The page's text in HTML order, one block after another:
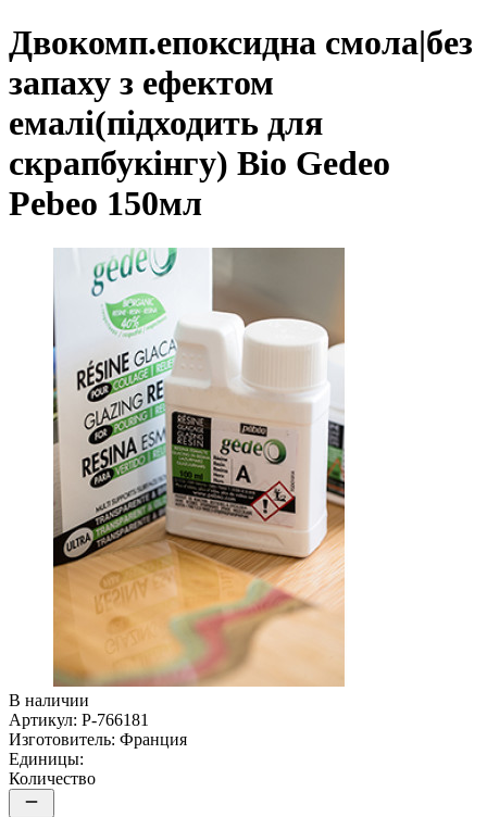
Двокомп.епоксидна смола|без
запаху з ефектом
емалі(підходить для
скрапбукінгу) Bio Gedeo
Pebeo 150мл
В наличии
Артикул: P-766181
Изготовитель: Франция
Единицы:
Количество